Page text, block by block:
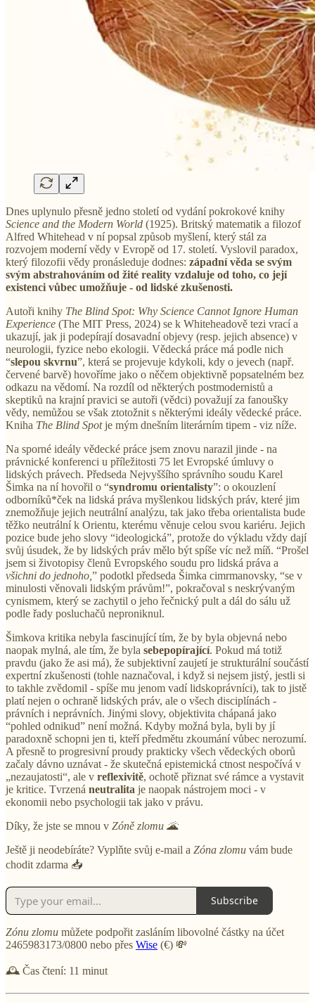
Dnes uplynulo přesně jedno století od vydání pokrokové knihy
Science and the Modern World (1925). Britský matematik a filozof
Alfred Whitehead v ní popsal způsob myšlení, který stál za
rozvojem moderní vědy v Evropě od 17. století. Vyslovil paradox,
který filozofii vědy pronásleduje dodnes: západní věda se svým
svým abstrahováním od žité reality vzdaluje od toho, co její
existenci vůbec umožňuje - od lidské zkušenosti.
Autoři knihy The Blind Spot: Why Science Cannot Ignore Human
Experience (The MIT Press, 2024) se k Whiteheadově tezi vrací a
ukazují, jak ji podepírají dosavadní objevy (resp. jejich absence) v
neurologii, fyzice nebo ekologii. Vědecká práce má podle nich
“slepou skvrnu”, která se projevuje kdykoli, kdy o jevech (např.
červené barvě) hovoříme jako o něčem objektivně popsatelném bez
odkazu na vědomí. Na rozdíl od některých postmodernistů a
skeptiků na krajní pravici se autoři (vědci) považují za fanoušky
vědy, nemůžou se však ztotožnit s některými ideály vědecké práce.
Kniha The Blind Spotje mým dnešním literárním tipem - viz níže.
Na sporné ideály vědecké práce jsem znovu narazil jinde - na
právnické konferenci u příležitosti 75 let Evropské úmluvy o
lidských právech. Předseda Nejvyššího správního soudu Karel
Šimka na ní hovořil o “syndromu orientalisty”: o okouzlení
odborníků*ček na lidská práva myšlenkou lidských práv, které jim
znemožňuje jejich neutrální analýzu, tak jako třeba orientalista bude
těžko neutrální k Orientu, kterému věnuje celou svou kariéru. Jejich
pozice bude jeho slovy “ideologická”, protože do výkladu vždy dají
svůj úsudek, že by lidských práv mělo být spíše víc než míň. “Prošel
jsem si životopisy členů Evropského soudu pro lidská práva a
všichni do jednoho, ” podotkl předseda Šimka cimrmanovsky, “se v
minulosti věnovali lidským právům!”, pokračoval s neskrývaným
cynismem, který se zachytil o jeho řečnický pult a dál do sálu už
podle řady posluchačů neproniknul.
Šimkova kritika nebyla fascinující tím, že by byla objevná nebo
naopak mylná, ale tím, že byla sebepopírající. Pokud má totiž
pravdu (jako že asi má), že subjektivní zaujetí je strukturální součástí
expertní zkušenosti (tohle naznačoval, i když si nejsem jistý, jestli si
to takhle zvědomil - spíše mu jenom vadí lidskoprávníci), tak to jistě
platí nejen o ochraně lidských práv, ale o všech disciplínách -
právních i neprávních. Jinými slovy, objektivita chápaná jako
“pohled odnikud” není možná. Kdyby možná byla, byli by jí
paradoxně schopni jen ti, kteří předmětu zkoumání vůbec nerozumí.
A přesně to progresivní proudy prakticky všech vědeckých oborů
začaly dávno uznávat - že skutečná epistemická ctnost nespočívá v
„nezaujatosti“, ale v reflexivitě, ochotě přiznat své rámce a vystavit
je kritice. Tvrzená neutralita je naopak nástrojem moci - v
ekonomii nebo psychologii tak jako v právu.
Díky, že jste se mnou v Zóně zlomu 🌋
Ještě ji neodebíráte? Vyplňte svůj e-mail a Zóna zlomu vám bude
chodit zdarma 📥
Subscribe
Zónu zlomu můžete podpořit zasláním libovolné částky na účet
2465983173/0800 nebo přes Wise (€) 💸
🕰️ Čas čtení: 11 minut